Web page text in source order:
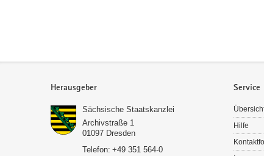
Herausgeber
Sächsische Staatskanzlei
Archivstraße 1
01097 Dresden
Telefon: +49 351 564-0
Service
Hilfe